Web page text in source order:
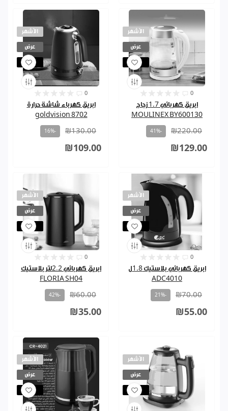
الأشهر
عرض
مباع
0
ابريق كهرباء شاشة حرارة
goldvision 8702
₪130.00
-16%
₪109.00
الأشهر
عرض
مباع
0
ابريق كهربائي 1.7 زجاج
MOULINEX BY600130
₪220.00
-41%
₪129.00
الأشهر
عرض
مباع
0
ابريق كهربائي 2.2لتر بلاستيك
FLORIA SH04
₪60.00
-42%
₪35.00
الأشهر
عرض
مباع
0
ابريق كهربائي بلاستيك 1.8ل
ADC4010
₪70.00
-21%
₪55.00
الأشهر
عرض
مباع
الأشهر
عرض
مباع